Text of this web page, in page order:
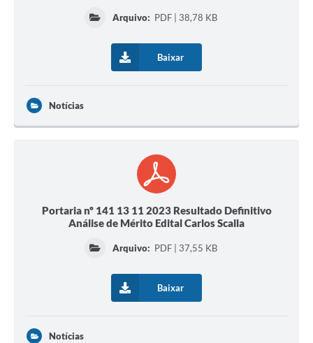
Arquivo: PDF | 38,78 KB
Baixar
Notícias
Portaria nº 141 13 11 2023 Resultado Definitivo
Análise de Mérito Edital Carlos Scalla
Arquivo: PDF | 37,55 KB
Baixar
Notícias